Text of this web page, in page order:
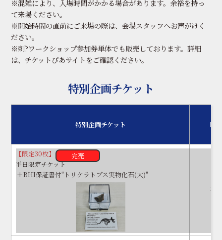
※混雑により、入場時間がかかる場合があります。余裕を持っ
て来場ください。
※開始時間の直前にご来場の際は、会場スタッフへお声がけく
ださい。
※刺?ワークショップ参加券単体でも販売しております。詳細
は、チケットぴあサイトをご確認ください。
特別企画チケット
特別企画チケット 時
完売
【限定30枚】
平日限定チケット
＋BHI保証書付"トリケラトプス実物化石(大)"
平